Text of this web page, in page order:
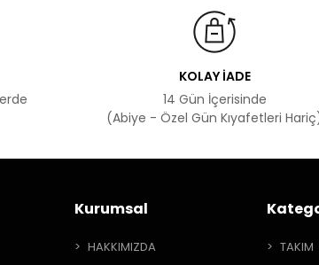
KOLAY İADE
14 Gün İçerisinde
(Abiye - Özel Gün Kıyafetleri
Kurumsal
HAKKIMIZDA
TAKIM